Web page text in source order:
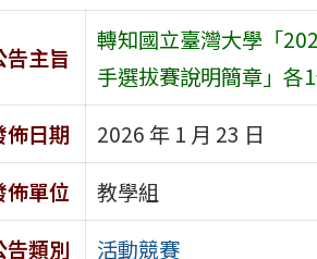
告主旨
轉知國立臺灣大學「
手選拔賽說明簡章」各
佈日期
2026 年 1 月 23 日
佈單位
教學組
告類別
活動競賽